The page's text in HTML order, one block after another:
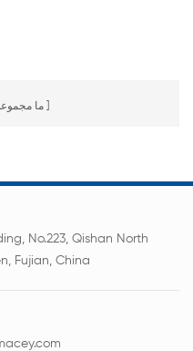
ما
No.223, Qishan North
Fujian, China